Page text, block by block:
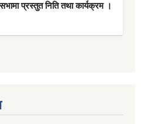
प्रस्तुत निति तथा कार्यक्रम ।